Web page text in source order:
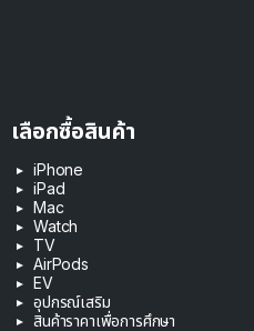
เลือกซื้อสินค้า
iPhone
iPad
Mac
Watch
TV
AirPods
EV
อุปกรณ์เสริม
สินค้าราคาเพื่อการศึกษา